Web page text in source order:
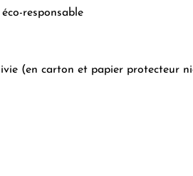
responsable
(en carton et papier protecteur